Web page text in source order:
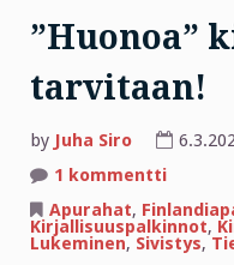
”Huonoa”
tarvitaan!
by Juha Siro
1 kommentti
Apurahat,
Kirjallisuuspalkinnot,
Lukeminen, Sivistys,